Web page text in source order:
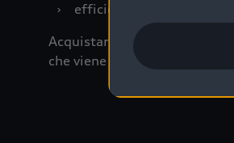
›
efficienza meccanica:
Acquistare un’auto usata in
che viene sottoposto a 110